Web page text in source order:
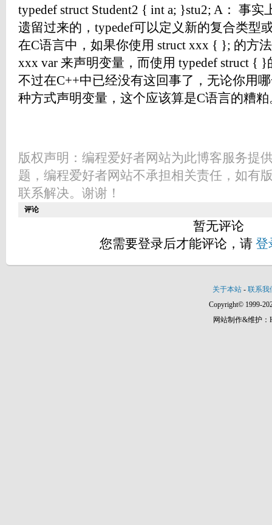
typedef struct Student2 { int a; }stu2; A： 事
遗留过来的，typedef可以定义新的复合类型
在C语言中，如果你使用 struct xxx { }; 的方
xxx var 来声明变量，而使用 typedef struct {
不过在C++中已经没有这回事了，无论你用
种方式声明变量，这个应该算是C语言的糟粕
版权声明：编程爱好者网站为此博客服务提
题，编程爱好者网站不承担相关责任，如有
联系解决。谢谢！
评论
暂无评论
您需要登录后才能评论，请 登
关于本站 - 联系我
Copyright© 1999-
网站制作&维护